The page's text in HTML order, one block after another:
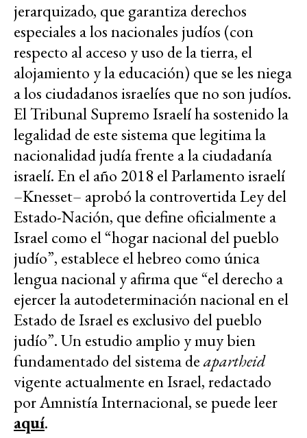
jerarquizado, que garantiza derechos
especiales a los nacionales judíos (con
respecto al acceso y uso de la tierra, el
alojamiento y la educación) que se les niega
a los ciudadanos israelíes que no son judíos.
El Tribunal Supremo Israelí ha sostenido la
legalidad de este sistema que legitima la
nacionalidad judía frente a la ciudadanía
israelí. En el año 2018 el Parlamento israelí
–Knesset– aprobó la controvertida Ley del
Estado-Nación, que define oficialmente a
Israel como el “hogar nacional del pueblo
judío”, establece el hebreo como única
lengua nacional y afirma que “el derecho a
ejercer la autodeterminación nacional en el
Estado de Israel es exclusivo del pueblo
judío”. Un estudio amplio y muy bien
fundamentado del sistema deapartheid
vigente actualmente en Israel, redactado
por Amnistía Internacional, se puede leer
aquí.